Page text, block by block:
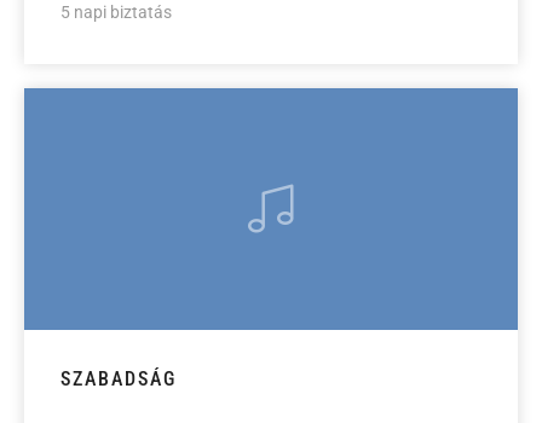
5 napi biztatás
SZABADSÁG